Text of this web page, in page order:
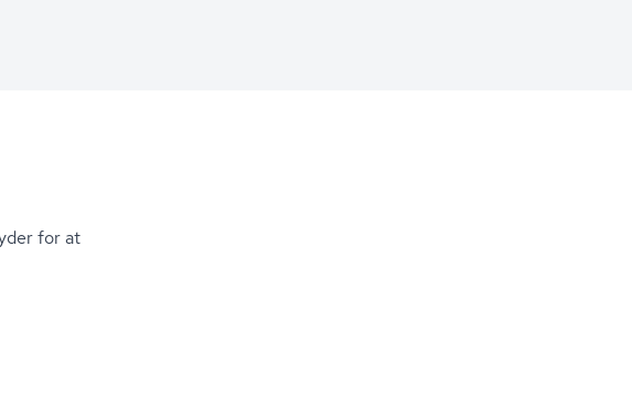
for at